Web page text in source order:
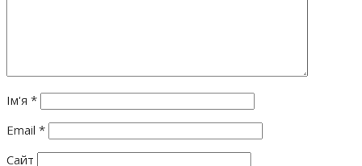
Ім'я *
Email *
Сайт